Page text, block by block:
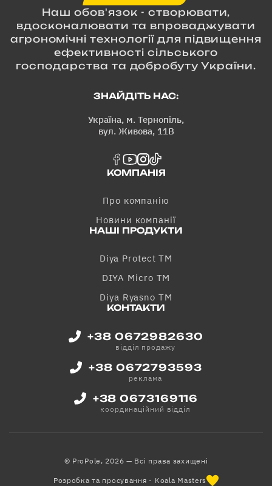
Наш обов'язок - створювати,
вдосконалювати та впроваджувати
агрономічні технології для підвищення
ефективності сільського
господарства та добробуту України.
ЗНАЙДІТЬ НАС:
Україна, м. Тернопіль,
вул. Живова, 11В
КОМПАНІЯ
Про компанію
Новини компанії
НАШІ ПРОДУКТИ
Diya Protect TM
DIYA Micro TM
Diya Ryasno TM
КОНТАКТИ
+38 0672982630
відділ продажу
+38 0672793593
реклама
+38 0673169116
координаційний відділ
© ProPole, 2026 — Всі права захищені
Розробка та просування - Koala Masters